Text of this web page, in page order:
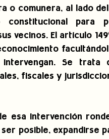
o comunera, al lado
constitucional para
vecinos. El artículo
intervengan. Se
fiscales y
esa intervención
ser posible, expandirse